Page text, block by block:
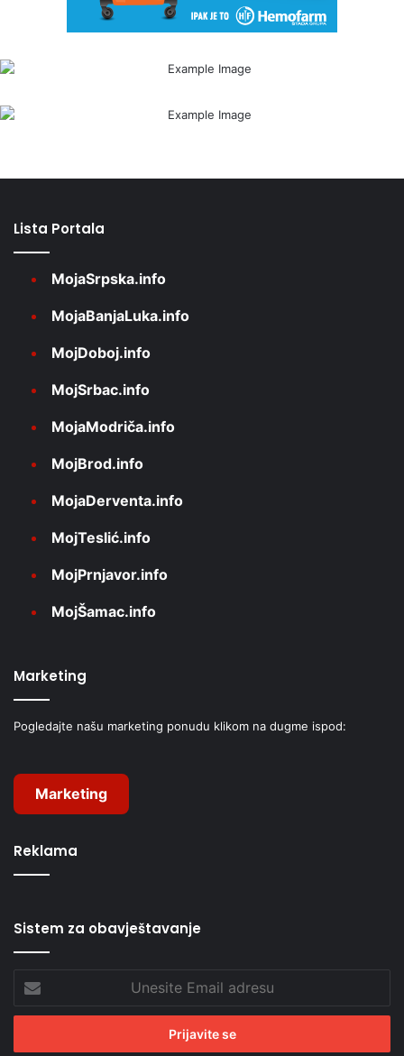
Lista Portala
MojaSrpska.info
MojaBanjaLuka.info
MojDoboj.info
MojSrbac.info
MojaModriča.info
MojBrod.info
MojaDerventa.info
MojTeslić.info
MojPrnjavor.info
MojŠamac.info
Marketing
Pogledajte našu marketing ponudu klikom na dugme ispod:
Marketing
Reklama
Sistem za obavještavanje
Email
adresu